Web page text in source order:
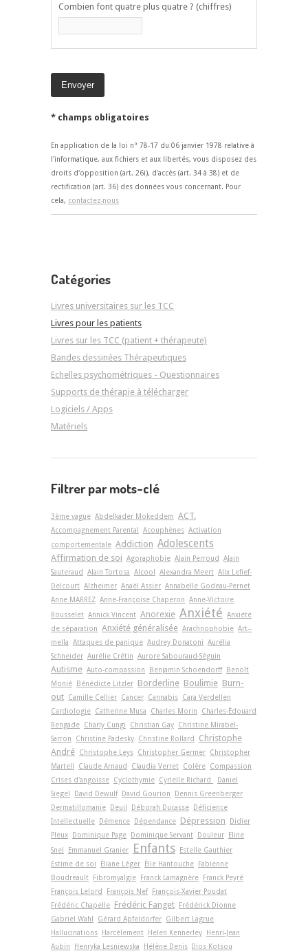
Combien font quatre plus quatre ? (chiffres)
* champs obligatoires
En application de la loi n° 78-17 du 06 janvier 1978 relative à
l'informatique, aux fichiers et aux libertés, vous disposez des
droits d'opposition (art. 26i), d'accès (art. 34 à 38) et de
rectification (art. 36) des données vous concernant. Pour
cela, contactez-nous
Catégories
Livres universitaires sur les TCC
Livres pour les patients
Livres sur les TCC (patient + thérapeute)
Bandes dessinées Thérapeutiques
Echelles psychométriques - Questionnaires
Supports de thérapie à télécharger
Logiciels / Apps
Matériels
Filtrer par mots-clé
3ème vague Abdelkader Mokeddem ACT.
Accompagnement Parental Acouphènes Activation
comportementale Addiction Adolescents
Affirmation de soi Agoraphobie Alain Perroud Alain
Sauteraud Alain Tortosa Alcool Alexandra Meert Alix Lefief-
Delcourt Alzheimer Anaël Assier Annabelle Godeau-Pernet
Anne MARREZ Anne-Françoise Chaperon Anne-Victoire
Rousselet Annick Vincent Anorexie Anxiété Anxiété
de séparation Anxiété généralisée Arachnophobie Art-­
mella Attaques de panique Audrey Donatoni Aurélia
Schneider Aurélie Crétin Aurore Sabouraud-Séguin
Autisme Auto-compassion Benjamin Schoendorff Benoît
Monié Bénédicte Litzler Borderline Boulimie Burn-
out Camille Cellier Cancer Cannabis Cara Verdellen
Cardiologie Catherine Musa Charles Morin
Charles-Édouard
Rengade Charly Cungi Christian Gay Christine Mirabel-
Sarron
Christine Padesky Christine Rollard
Christophe
André Christophe Leys Christopher Germer Christopher
Martell
Claude Arnaud Claudia Verret Colère Compassion
Crises d'angoisse Cyclothymie Cyrielle Richard
Daniel
Siegel
David Dewulf David Gourion
Dennis Greenberger
Dermatillomanie Deuil Déborah Ducasse Déficience
Intellectuelle Démence Dépendance Dépression
Didier
Pleux Dominique Page Dominique Servant Douleur Eline
Snel
Emmanuel Granier Enfants Estelle Gauthier
Estime de soi
Éliane Léger Élie Hantouche Fabienne
Boudreault Fibromyalgie Franck Lamagnère Franck Peyré
François Lelord
François Nef François-Xavier Poudat
Frédéric Chapelle Frédéric Fanget Frédérick Dionne
Gabriel Wahl
Gérard Apfeldorfer Gilbert Lagrue
Hallucinations Harcèlement Helen Kennerley Henri-Jean
Aubin
Henryka Lesniewska Hélène Denis Ilios Kotsou